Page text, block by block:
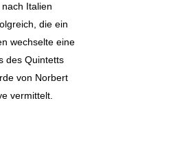
Italien
die ein
wechselte eine
des Quintetts
von Norbert
vermittelt.